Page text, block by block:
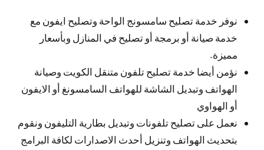
نوفر خدمة تصليح سامسونج الواحة وتصليح ايفون مع
خدمة صيانة أو برمجة أو تصليح في المنازل وبأسعار
مميزة.
نؤمن أيضا خدمة تصليح تلفون متنقل الكويت وصيانة
الهواتف وتبديل الشاشة للهواتف السامسونغ أو الايفون
أو الهواوي
نعمل على تصليح تلفونات وتبديل بطارية التليفون ونقوم
بتحديث الهواتف وتنزيل أحدث الاصدارات لكافة البرامج